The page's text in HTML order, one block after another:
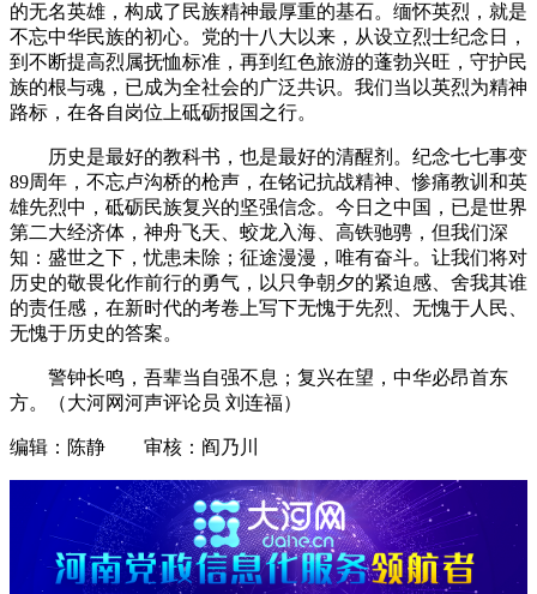
的无名英雄，构成了民族精神最厚重的基石。缅怀英烈，就是
不忘中华民族的初心。党的十八大以来，从设立烈士纪念日，
到不断提高烈属抚恤标准，再到红色旅游的蓬勃兴旺，守护民
族的根与魂，已成为全社会的广泛共识。我们当以英烈为精神
路标，在各自岗位上砥砺报国之行。
历史是最好的教科书，也是最好的清醒剂。纪念七七事变
89周年，不忘卢沟桥的枪声，在铭记抗战精神、惨痛教训和英
雄先烈中，砥砺民族复兴的坚强信念。今日之中国，已是世界
第二大经济体，神舟飞天、蛟龙入海、高铁驰骋，但我们深
知：盛世之下，忧患未除；征途漫漫，唯有奋斗。让我们将对
历史的敬畏化作前行的勇气，以只争朝夕的紧迫感、舍我其谁
的责任感，在新时代的考卷上写下无愧于先烈、无愧于人民、
无愧于历史的答案。
警钟长鸣，吾辈当自强不息；复兴在望，中华必昂首东
方。（大河网河声评论员 刘连福）
编辑：陈静 审核：阎乃川